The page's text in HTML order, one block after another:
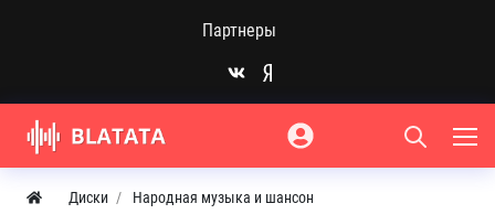
Партнеры
Диски Народная музыка и шансон